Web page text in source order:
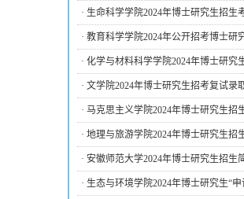
· 生命科学学院2024年博士研究生招生
· 教育科学学院2024年公开招考博士研
· 化学与材料科学学院2024年博士研究
· 文学院2024年博士研究生招考复试录
· 马克思主义学院2024年博士研究生招
· 地理与旅游学院2024年博士研究生招
· 安徽师范大学2024年博士研究生招生
· 生态与环境学院2024年博士研究生“